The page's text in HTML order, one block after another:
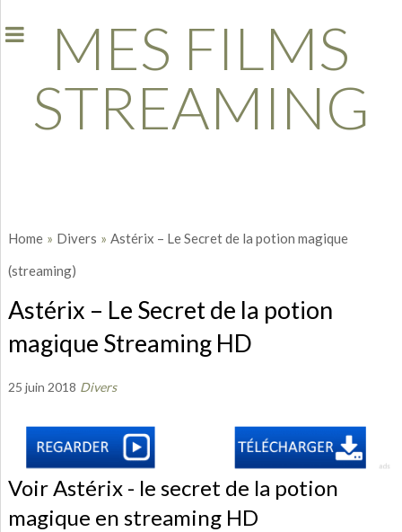
MES FILMS
STREAMING
Home » Divers » Astérix – Le Secret de la potion magique
(streaming)
Astérix – Le Secret de la potion
magique Streaming HD
25 juin 2018 Divers
Voir Astérix - le secret de la potion
magique en streaming HD